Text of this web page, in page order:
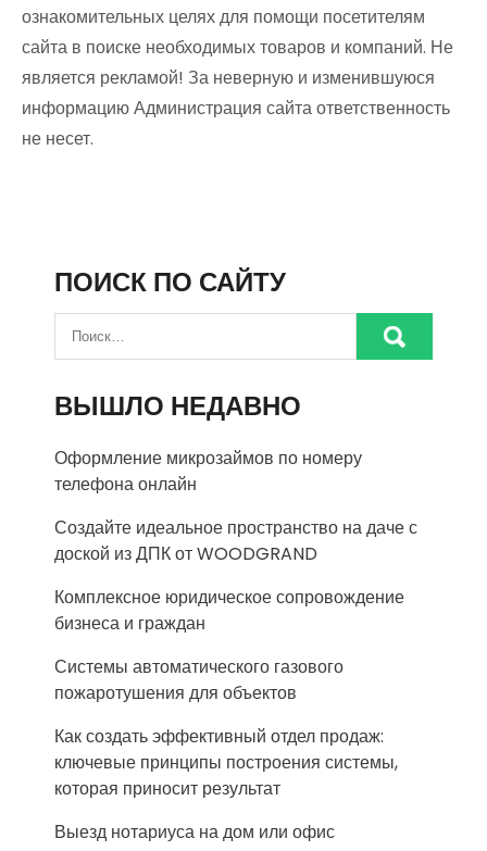
ознакомительных целях для помощи посетителям
сайта в поиске необходимых товаров и компаний. Не
является рекламой! За неверную и изменившуюся
информацию Администрация сайта ответственность
не несет.
ПОИСК ПО САЙТУ
ВЫШЛО НЕДАВНО
Оформление микрозаймов по номеру
телефона онлайн
Создайте идеальное пространство на даче с
доской из ДПК от WOODGRAND
Комплексное юридическое сопровождение
бизнеса и граждан
Системы автоматического газового
пожаротушения для объектов
Как создать эффективный отдел продаж:
ключевые принципы построения системы,
которая приносит результат
Выезд нотариуса на дом или офис